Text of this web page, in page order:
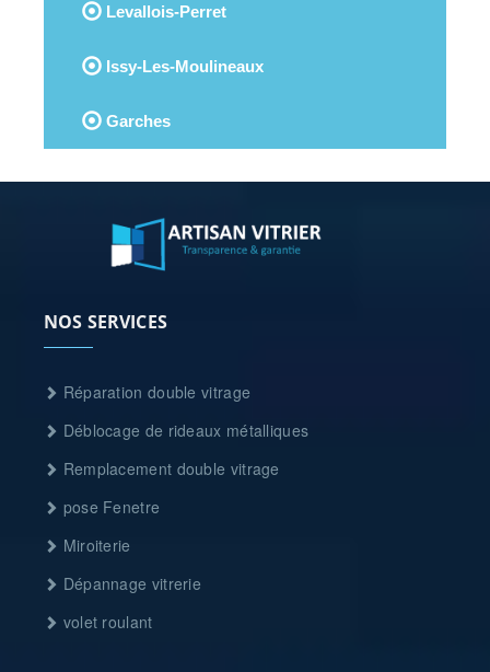
Levallois-Perret
Issy-Les-Moulineaux
Garches
NOS SERVICES
Réparation double vitrage
Déblocage de rideaux métalliques
Remplacement double vitrage
pose Fenetre
Miroiterie
Dépannage vitrerie
volet roulant